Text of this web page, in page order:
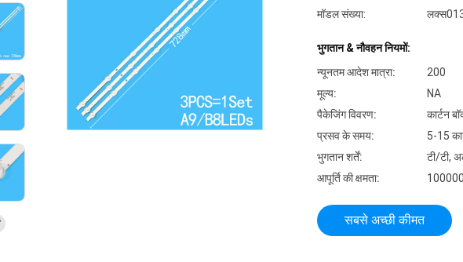
मॉडल संख्या:
भुगतान & नौवहन नियमों:
न्यूनतम आदेश मात्रा:
200
मूल्य:
NA
पैकेजिंग विवरण:
कार्टन
प्रसव के समय:
5-15
भुगतान शर्तें:
टी/टी,
आपूर्ति की क्षमता:
100000
सबसे अच्छी कीमत